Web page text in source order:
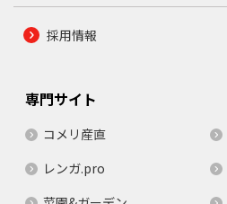
採用情報
専門サイト
コメリ産直
レンガ.pro